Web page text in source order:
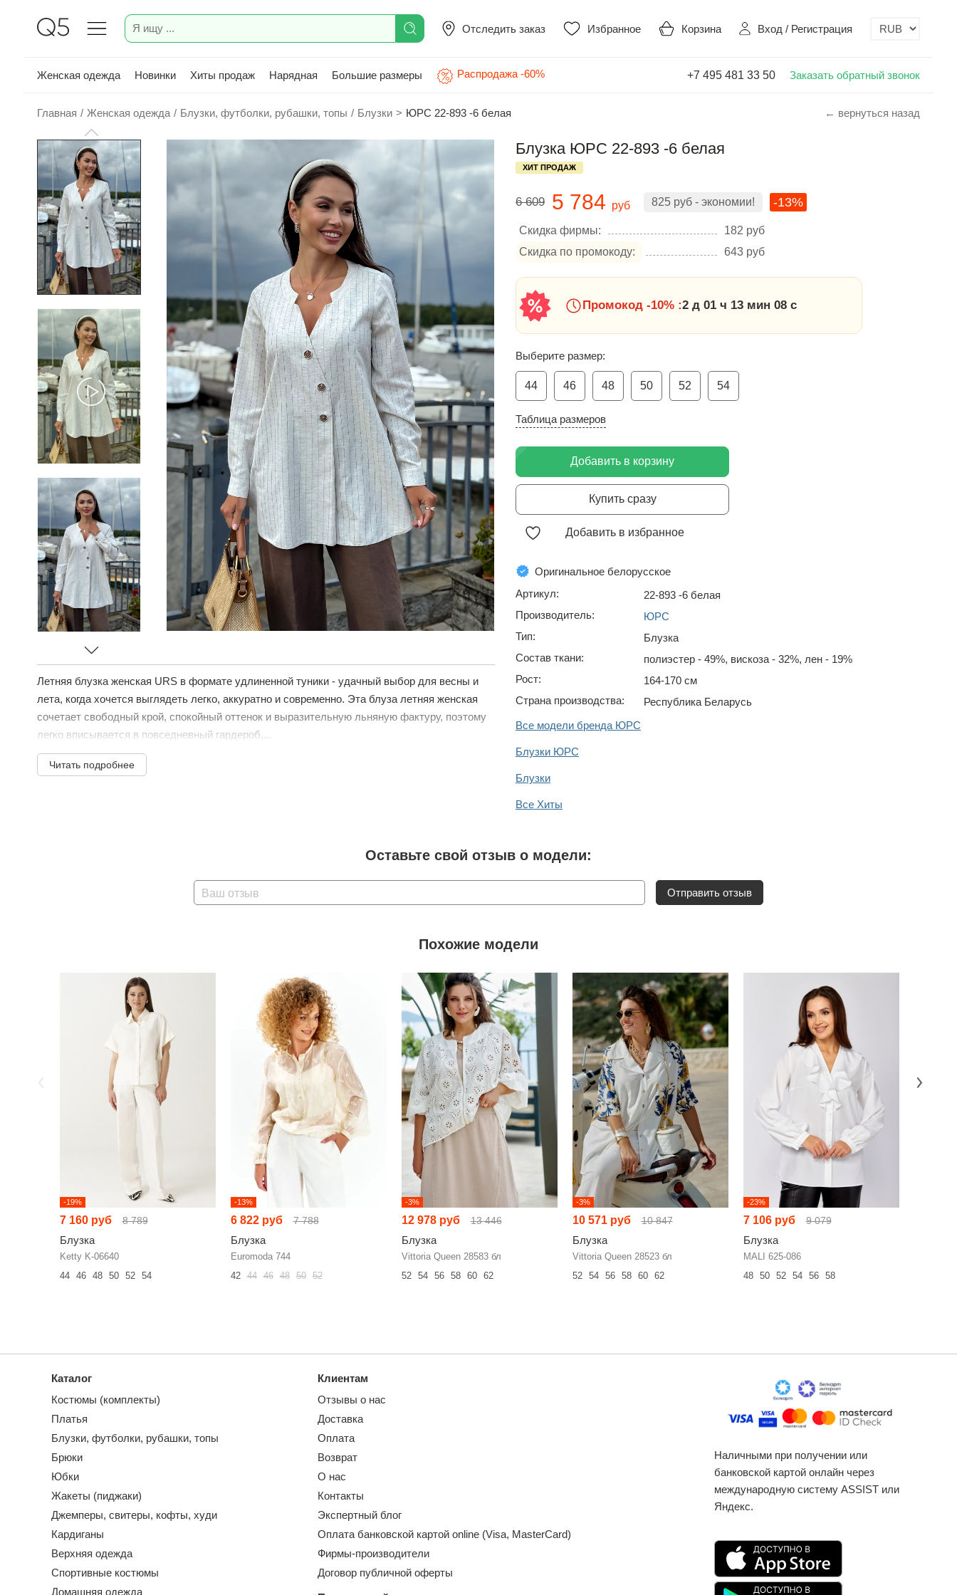
Отследить заказ Избранное Корзина Вход / Регистрация
Женская одежда Новинки Хиты продаж Нарядная Большие размеры Распродажа -60% +7 495 481 33 50 Заказать обратный звонок
Главная / Женская одежда / Блузки, футболки, рубашки, топы / Блузки > ЮРС 22-893 -6 белая ← вернуться назад
Летняя блузка женская URS в формате удлиненной туники - удачный выбор для весны и
лета, когда хочется выглядеть легко, аккуратно и современно. Эта блуза летняя женская
сочетает свободный крой, спокойный оттенок и выразительную льняную фактуру, поэтому
легко вписывается в повседневный гардероб,...
Читать подробнее
Блузка ЮРС 22-893 -6 белая
ХИТ ПРОДАЖ
6 609 5 784 руб 825 руб - экономии! -13%
Скидка фирмы: 182 руб
Скидка по промокоду:
643 руб
Промокод -10% :2 д 01 ч 13 мин 08 с
Выберите размер:
44 46 48 50 52 54
Таблица размеров
Добавить в корзину
Купить сразу
Добавить в избранное
Оригинальное белорусское
Артикул:
22-893 -6 белая
Производитель:
ЮРС
Тип:
Блузка
Состав ткани:
полиэстер - 49%, вискоза - 32%, лен - 19%
Рост:
164-170 см
Страна производства:
Республика Беларусь
Все модели бренда ЮРС
Блузки ЮРС
Блузки
Все Хиты
Оставьте свой отзыв о модели:
Ваш отзыв Отправить отзыв
Похожие модели
-19%
7 160 руб 8 789
Блузка
Ketty K-06640
44
46 48 50 52 54
-13%
6 822 руб 7 788
Блузка
Euromoda 744
42 44 46 48 50 52
-3%
12 978 руб 13 446
Блузка
Vittoria Queen 28583 бл
52
54 56 58 60 62
-3%
10 571 руб 10 847
Блузка
Vittoria Queen 28523 бл
52
54 56 58 60 62
-23%
7 106 руб 9 079
Блузка
MALI 625-086
48
50 52 54 56 58
Каталог
Костюмы (комплекты)
Платья
Блузки, футболки, рубашки, топы
Брюки
Юбки
Жакеты (пиджаки)
Джемперы, свитеры, кофты, худи
Кардиганы
Верхняя одежда
Спортивные костюмы
Домашняя одежда
Клиентам
Отзывы о нас
Доставка
Оплата
Возврат
О нас
Контакты
Экспертный блог
Оплата банковской картой online (Visa, MasterCard)
Фирмы-производители
Договор публичной оферты
Наличными при получении или
банковской картой онлайн через
международную систему ASSIST или
Яндекс.